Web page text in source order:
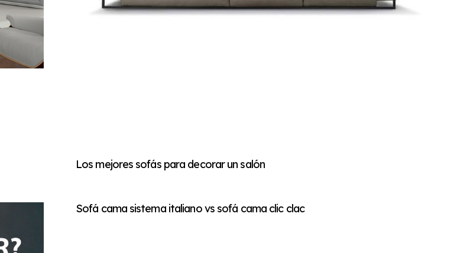
Los mejores sofás para decorar un salón
Sofá cama sistema italiano vs sofá cama clic clac